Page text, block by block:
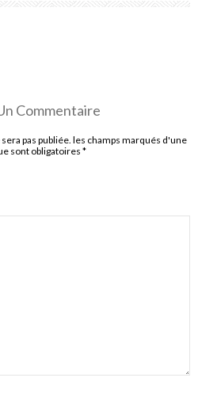
Commentaire
pas publiée. les champs marqués d'une
sont obligatoires *